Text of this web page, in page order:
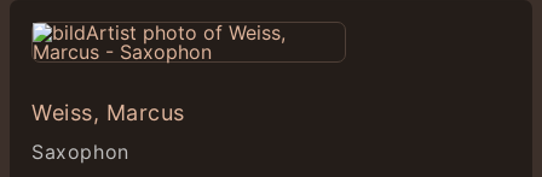
Weiss, Marcus
Saxophon